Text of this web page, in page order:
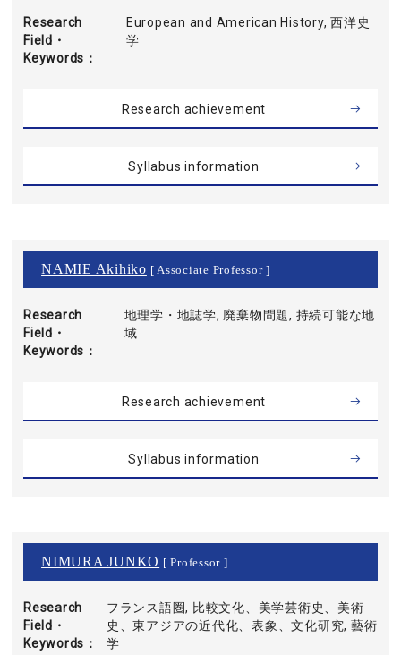
Research
Field・
Keywords
European and American History, 西洋史
学
Research achievement
Syllabus information
NAMIE Akihiko [ Associate Professor ]
Research
Field・
Keywords
地理学・地誌学, 廃棄物問題, 持続可能な地
域
Research achievement
Syllabus information
NIMURA JUNKO [ Professor ]
Research
Field・
Keywords
フランス語圏, 比較文化、美学芸術史、美術
史、東アジアの近代化、表象、文化研究, 藝術
学